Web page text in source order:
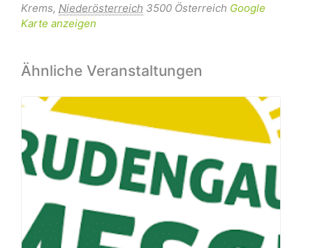
Krems, Niederösterreich 3500 Österreich Google
Karte anzeigen
Ähnliche Veranstaltungen